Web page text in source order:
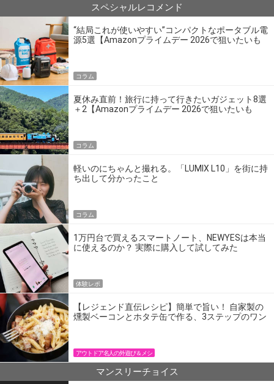
スペシャルレコメンド
“結局これが使いやすい”コンパクトなポータブル電
源5選【Amazonプライムデー 2026で狙いたいも
コラム
夏休み直前！旅行に持って行きたいガジェット8選
＋2【Amazonプライムデー 2026で狙いたいも
コラム
軽いのにちゃんと撮れる。「LUMIX L10」を街に持
ち出して分かったこと
コラム
1万円台で買えるスマートノート、NEWYESは本当
に使えるのか？ 実際に購入して試してみた
体験レポ
【レジェンド直伝レシピ】簡単で旨い！ 自家製の
燻製ベーコンとホタテ缶で作る、3ステップのワン
アウトドア名人の外遊び＆メシ
マンスリーチョイス